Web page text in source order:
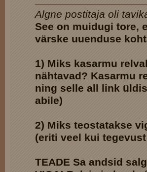
Algne postitaja oli
See on muidugi tore,
värske uuenduse
1) Miks kasarmu
nähtavad? Kasarmu
ning selle all link
abile)
2) Miks teostatakse
(eriti veel kui
TEADE Sa andsid